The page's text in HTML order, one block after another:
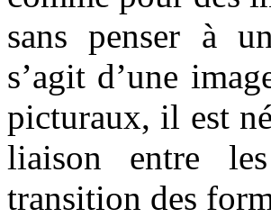
sans penser à
s’agit d’une
picturaux, il est
liaison entre
transition des